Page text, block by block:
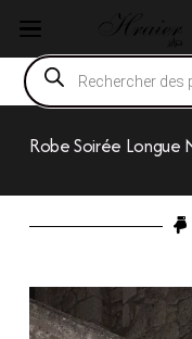
Recherche
de
produits
Robe Soirée Longue